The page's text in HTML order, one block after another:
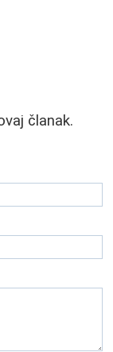
članak.